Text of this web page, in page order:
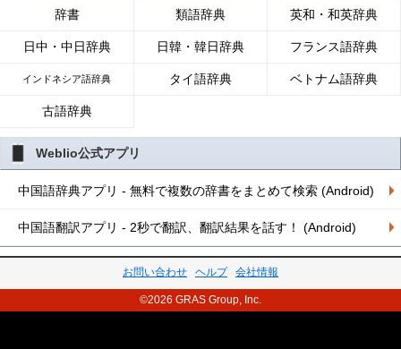
辞書 類語辞典 英和・和英辞典
日中・中日辞典 日韓・韓日辞典 フランス語辞典
インドネシア語辞典 タイ語辞典 ベトナム語辞典
古語辞典
Weblio公式アプリ
中国語辞典アプリ - 無料で複数の辞書をまとめて検索 (Android)
中国語翻訳アプリ - 2秒で翻訳、翻訳結果を話す！ (Android)
お問い合わせ ヘルプ 会社情報
©2026 GRAS Group, Inc.